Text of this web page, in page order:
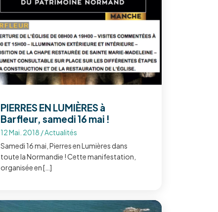
PIERRES EN LUMIÈRES à
Barfleur, samedi 16 mai !
12 Mai. 2018 /Actualités
Samedi 16 mai, Pierres en Lumières dans
toute la Normandie ! Cette manifestation,
organisée en […]